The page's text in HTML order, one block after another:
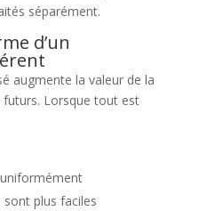
séparément.
d’un
augmente la valeur de la
Lorsque tout est
plus faciles